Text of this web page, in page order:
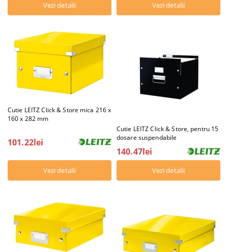
Vezi detalii Vezi detalii
Cutie LEITZ Click & Store mica 216 x
160 x 282 mm
101.22lei
Vezi detalii
Cutie LEITZ Click & Store, pentru 15
dosare suspendabile
140.47lei
Vezi detalii